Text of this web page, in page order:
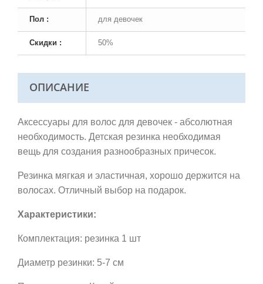
Пол : для девочек
Скидки : 50%
ОПИСАНИЕ
Аксессуары для волос для девочек - абсолютная
необходимость. Детская резинка необходимая
вещь для создания разнообразных причесок.
Резинка мягкая и эластичная, хорошо держится на
волосах. Отличный выбор на подарок.
Характеристики:
Комплектация: резинка 1 шт
Диаметр резинки: 5-7 см